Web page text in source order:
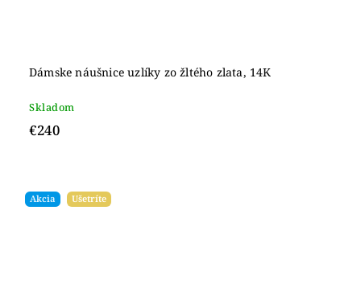
Dámske náušnice uzlíky zo žltého zlata, 14K
Skladom
€240
Akcia Ušetríte